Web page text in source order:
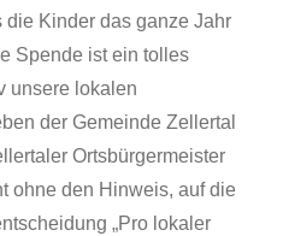
Kinder das ganze Jahr
Spende ist ein tolles
unsere lokalen
der Gemeinde Zellertal
Ortsbürgermeister
ohne den Hinweis, auf die
„Pro lokaler